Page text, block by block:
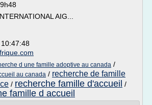
AIG...
d une famille adoptive au canada /
au canada / recherche de famille
/ recherche famille d'accueil /
famille d accueil